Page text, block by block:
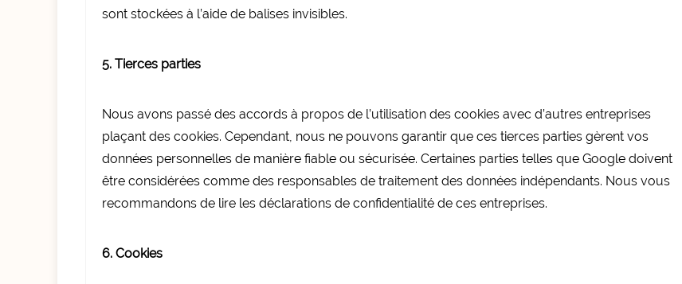
sont stockées à l’aide de balises invisibles.
5. Tierces parties
Nous avons passé des accords à propos de l’utilisation des cookies avec d’autres entreprises
plaçant des cookies. Cependant, nous ne pouvons garantir que ces tierces parties gèrent vos
données personnelles de manière fiable ou sécurisée. Certaines parties telles que Google doivent
être considérées comme des responsables de traitement des données indépendants. Nous vous
recommandons de lire les déclarations de confidentialité de ces entreprises.
6. Cookies